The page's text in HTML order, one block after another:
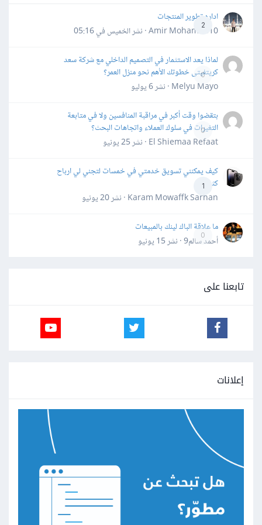
2
اداره تطوير المنتجات
Amir Mohamed10 · نشر
الخميس في 05:16
0
لماذا يعد الاستثمار في التصميم الداخلي مع شركة سعد
كريتفيتى خطوتك الأهم نحو منزل العمر؟
Melyu Mayo · نشر
6 يوليو
0
بتقضوا وقت أكبر في مراقبة المنافسين ولا في متابعة
التغيرات في سلوك العملاء واتجاهات البحث؟
El Shiemaa Refaat · نشر
25 يونيو
1
كيف يمكنني تسويق خدمتي في خمسات لتجني لي ارباح
كثيرة
Karam Mowaffk Sarhan · نشر
20 يونيو
0
ما علاقة الباك لينك بالمبيعات
أحمد سالم9 · نشر
15 يونيو
تابعنا على
إعلانات